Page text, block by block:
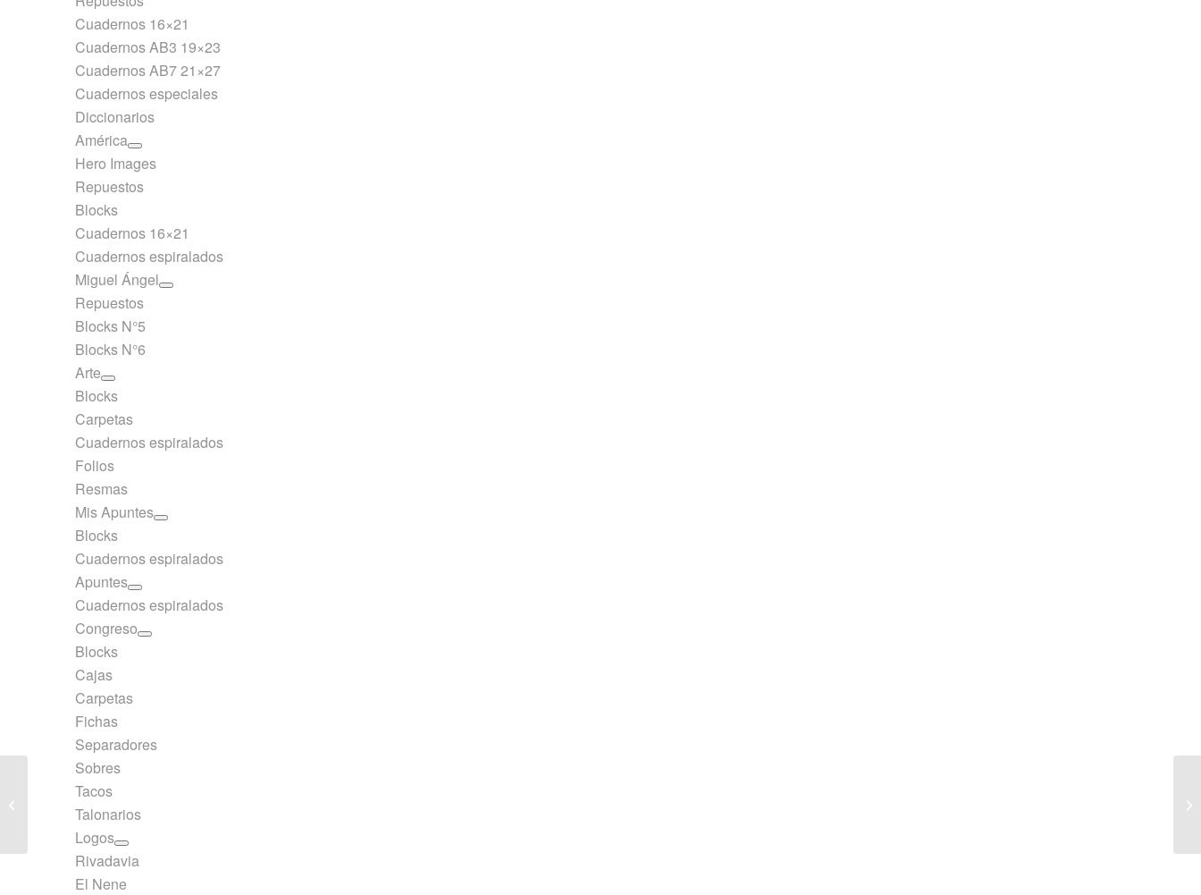
Cuadernos 16×21
Cuadernos AB3 19×23
Cuadernos AB7 21×27
Cuadernos especiales
Diccionarios
América
Hero Images
Repuestos
Blocks
Cuadernos 16×21
Cuadernos espiralados
Miguel Ángel
Repuestos
Blocks N°5
Blocks N°6
Arte
Blocks
Carpetas
Cuadernos espiralados
Folios
Resmas
Mis Apuntes
Blocks
Cuadernos espiralados
Apuntes
Cuadernos espiralados
Congreso
Blocks
Cajas
Carpetas
Fichas
Separadores
Sobres
Tacos
Talonarios
Logos
Rivadavia
El Nene
Laprida Cuaderno AB3
19×23,5cm Lunares 50
Hojas Rayado Naranja
Mesa de...